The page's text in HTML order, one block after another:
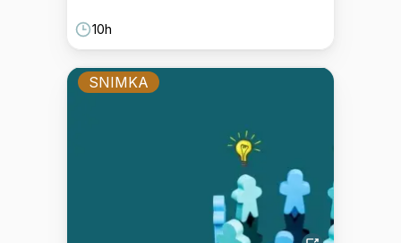
10h
SNIMKA